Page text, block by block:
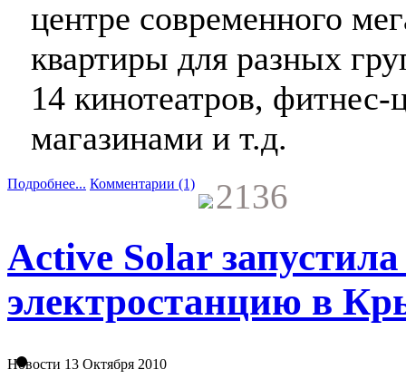
центре современного
квартиры для разных
14 кинотеатров,
магазинами и т.д.
Подробнее... Комментарии (1) 2136
Active Solar
электростанцию в
Новости 13 Октября 2010